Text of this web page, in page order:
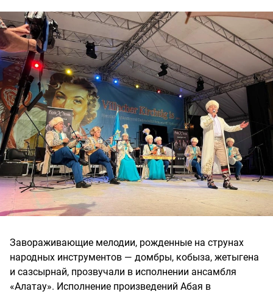
Завораживающие мелодии, рожденные на струнах
народных инструментов — домбры, кобыза, жетыгена
и сазсырнай, прозвучали в исполнении ансамбля
«Алатау». Исполнение произведений Абая в